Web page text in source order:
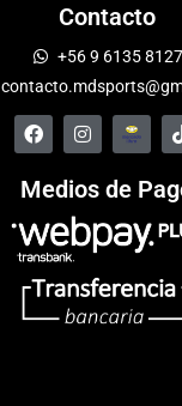
Contacto
+56 9 6135 8127
Medios de